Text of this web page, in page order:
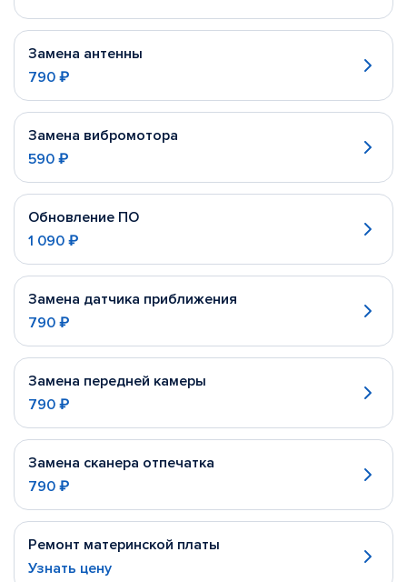
Замена антенны
790 ₽
Замена вибромотора
590 ₽
Обновление ПО
1 090 ₽
Замена датчика приближения
790 ₽
Замена передней камеры
790 ₽
Замена сканера отпечатка
790 ₽
Ремонт материнской платы
Узнать цену